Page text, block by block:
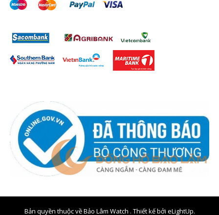
Bản quyền thuộc về Bảo Lâm Watch . Thiết kế bởi eLightUp.